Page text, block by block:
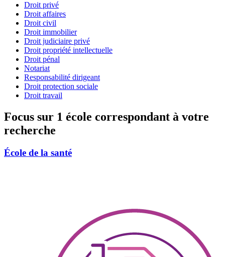
Droit privé
Droit affaires
Droit civil
Droit immobilier
Droit judiciaire privé
Droit propriété intellectuelle
Droit pénal
Notariat
Responsabilité dirigeant
Droit protection sociale
Droit travail
Focus sur 1 école correspondant à votre
recherche
École de la santé